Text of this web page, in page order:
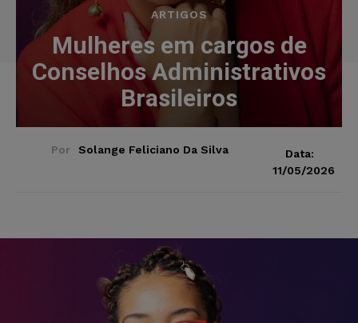
ARTIGOS
Mulheres em cargos de
Conselhos Administrativos
Brasileiros
Por Solange Feliciano Da Silva
Data:
11/05/2026